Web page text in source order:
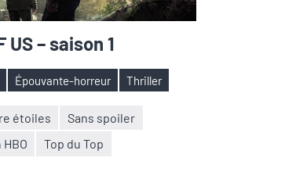
US – saison 1
Épouvante-horreur Thriller
étoiles
Sans spoiler
Top du Top